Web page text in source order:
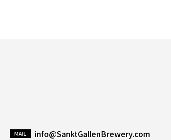
info@SanktGallenBrewery.com